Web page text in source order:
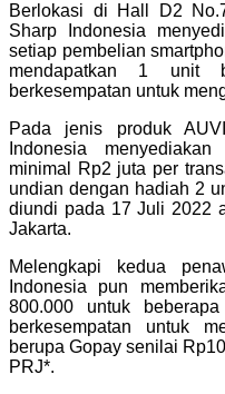
Berlokasi di Hall D2
Sharp Indonesia
setiap pembelian
mendapatkan 1 unit
berkesempatan untuk
Pada jenis produk
Indonesia
minimal Rp2 juta per
undian dengan hadiah 2
diundi pada 17 Juli 2022
Jakarta.
Melengkapi kedua
Indonesia pun
800.000 untuk
berkesempatan untuk
berupa Gopay senilai
PRJ*.